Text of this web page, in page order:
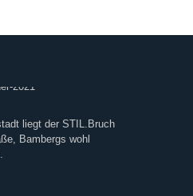
liegt der STIL.Bruch
Bambergs wohl